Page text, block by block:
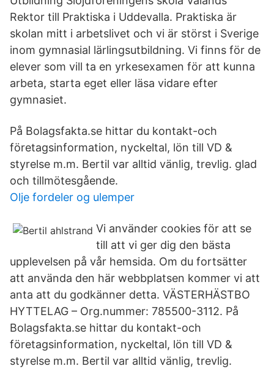
Rektor till Praktiska i Uddevalla. Praktiska är
skolan mitt i arbetslivet och vi är störst i Sverige
inom gymnasial lärlingsutbildning. Vi finns för de
elever som vill ta en yrkesexamen för att kunna
arbeta, starta eget eller läsa vidare efter
gymnasiet.
På Bolagsfakta.se hittar du kontakt-och
företagsinformation, nyckeltal, lön till VD &
styrelse m.m. Bertil var alltid vänlig, trevlig. glad
och tillmötesgående.
Olje fordeler og ulemper
Vi använder cookies för att se
till att vi ger dig den bästa
upplevelsen på vår hemsida. Om du fortsätter
att använda den här webbplatsen kommer vi att
anta att du godkänner detta. VÄSTERHÄSTBO
HYTTELAG – Org.nummer: 785500-3112. På
Bolagsfakta.se hittar du kontakt-och
företagsinformation, nyckeltal, lön till VD &
styrelse m.m. Bertil var alltid vänlig, trevlig.